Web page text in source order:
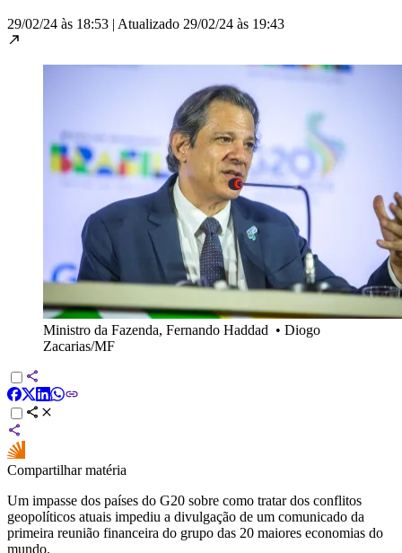
29/02/24 às 18:53 | Atualizado 29/02/24 às 19:43
Ministro da Fazenda, Fernando Haddad • Diogo
Zacarias/MF
Compartilhar matéria
Um impasse dos países do G20 sobre como tratar dos conflitos
geopolíticos atuais impediu a divulgação de um comunicado da
primeira reunião financeira do grupo das 20 maiores economias do
mundo.